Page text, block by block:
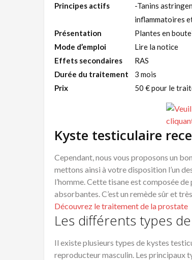
Principes actifs
-Tanins
inflammatoires
Présentation
Plantes en
Mode d’emploi
Lire la notice
Effets secondaires
RAS
Durée du traitement
3 mois
Prix
50 € pour le
Kyste testiculaire
Cependant, nous vous proposons un
mettons ainsi à votre disposition l’un
l’homme. Cette tisane est composée
absorbantes. C’est un remède sûr et
Découvrez le traitement de la prostate
Les différents types
Il existe plusieurs types de kystes
reproducteur masculin. Les principaux